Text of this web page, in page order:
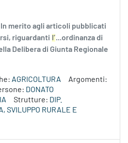
merito agli articoli pubblicati
riguardanti l’...ordinanza di
Delibera di Giunta Regionale
AGRICOLTURA
Argomenti:
DONATO
Strutture: DIP.
SVILUPPO RURALE E